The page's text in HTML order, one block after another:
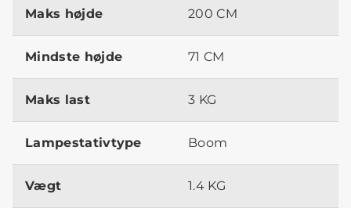
Maks højde 200 CM
Mindste højde 71 CM
Maks last 3 KG
Lampestativtype Boom
Vægt 1.4 KG